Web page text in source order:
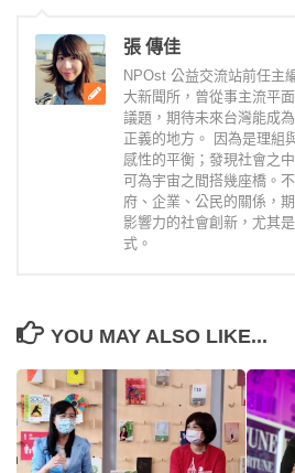
張 傳佳
NPOst 公益交流站前任主
大新聞所，曾從事主流平
議題，期待未來台灣能成
正義的地方。 因為是理組
感性的平衡；發現社會之
可為宇宙之間搭幾座橋。
府、企業、公民的關係，
影響力的社會創新，尤其
式。
YOU MAY ALSO LIKE...